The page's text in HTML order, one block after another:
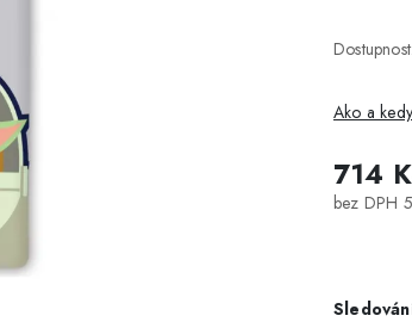
Dostupnost:
Ako a
DPD Home - doručenie na adresu 2-
714
bez DPH